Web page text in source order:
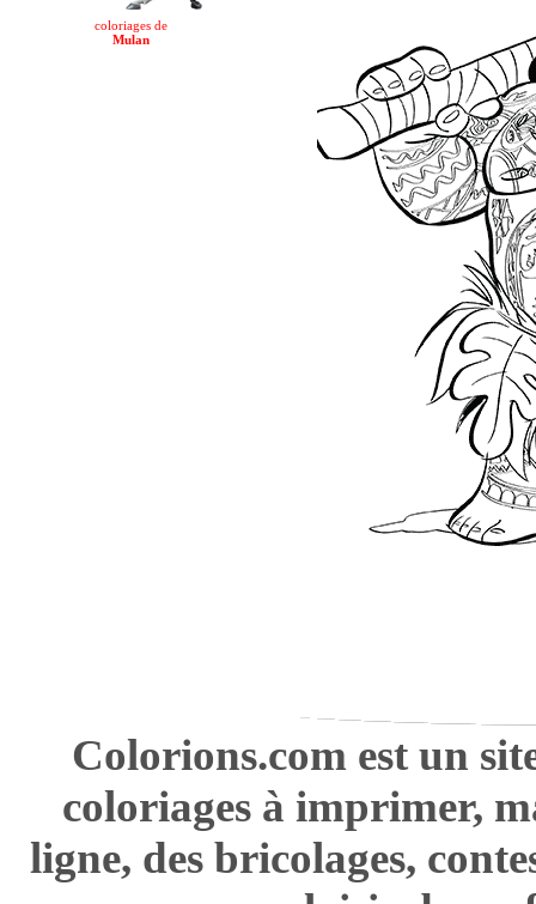
coloriages de
Mulan
Colorions.com est un
coloriages à imprimer,
ligne, des bricolages,